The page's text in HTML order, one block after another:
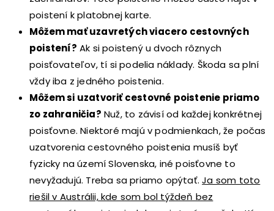
poistení k platobnej karte.
Môžem mať uzavretých viacero cestovných
poistení? Ak si poistený u dvoch rôznych
poisťovateľov, tí si podelia náklady. Škoda sa plní
vždy iba z jedného poistenia.
Môžem si uzatvoriť cestovné poistenie priamo
zo zahraničia? Nuž, to závisí od každej konkrétnej
poisťovne. Niektoré majú v podmienkach, že počas
uzatvorenia cestovného poistenia musíš byť
fyzicky na území Slovenska, iné poisťovne to
nevyžadujú. Treba sa priamo opýtať.Ja som toto
riešil v Austrálii, kde som bol týždeň bez